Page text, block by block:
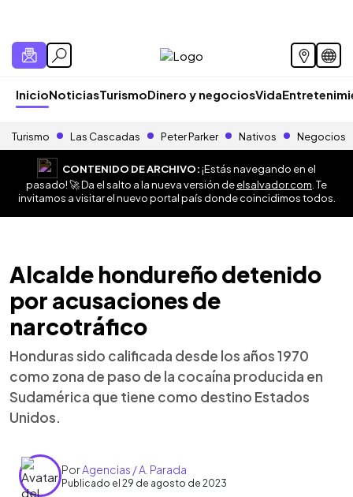
InicioNoticiasTurismoDinero y negociosVida
Turismo Las Cascadas Peter Parker Nativos Negocios
CONTENIDO DE ARCHIVO:¡Estás navegando en el
pasado! 🚀 Da el salto a la nueva versión deelsalvador.com . Te
invitamos a visitar el nuevo portal país donde coincidimos todos.
Alcalde hondureño detenido
por acusaciones de
narcotráfico
Honduras sido calificada desde los años 1970
como zona de paso de la cocaína producida en
Sudamérica que tiene como destino Estados
Unidos.
PorAgencias / A. Parada
Publicado el 29 de agosto de 2023